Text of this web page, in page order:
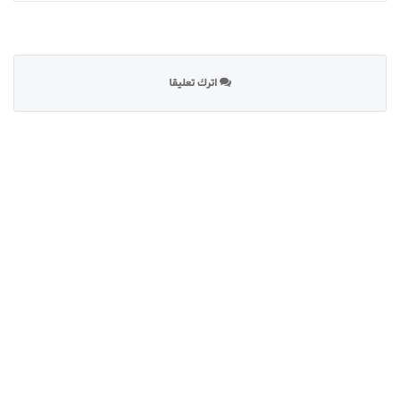
اترك تعليقا